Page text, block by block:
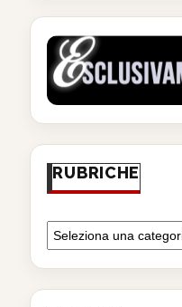
RUBRICHE